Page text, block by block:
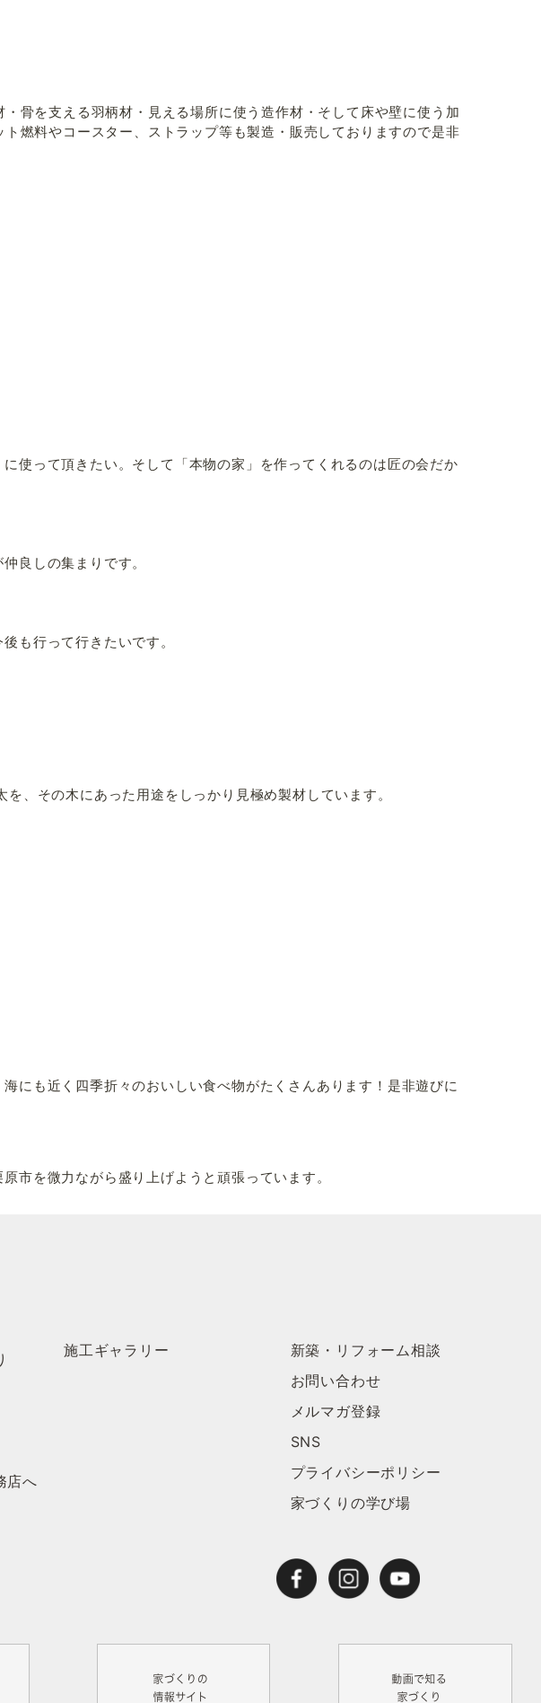
骨を支える羽柄材・見える場所に使う造作材・そして床や壁に使う加
ト燃料やコースター、ストラップ等も製造・販売しておりますので是非
使って頂きたい。そして「本物の家」を作ってくれるのは匠の会だか
良しの集まりです。
も行って行きたいです。
、その木にあった用途をしっかり見極め製材しています。
にも近く四季折々のおいしい食べ物がたくさんあります！是非遊びに
市を微力ながら盛り上げようと頑張っています。
店へ
施工ギャラリー
新築・リフォーム相談
お問い合わせ
メルマガ登録
SNS
プライバシーポリシー
家づくりの学び場